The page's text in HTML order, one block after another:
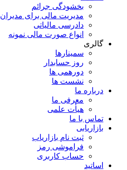
بخشودگی جرائم
مدیریت مالی برای
دادرسی مالیاتی
انواع صورت مالی نمونه
گالری
سمینارها
روز حسابدار
دورهمی ها
نشست ها
درباره ما
معرفی ما
هیأت علمی
تماس با ما
بازاریابی
ثبت نام بازاریاب
فراموشی رمز
حساب کاربری
اساتید